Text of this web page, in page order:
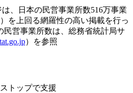
、日本の民営事業所数516万事業
を上回る網羅性の高い掲載を行っ
民営事業所数は、総務省統計局サ
）を参照
トップで支援